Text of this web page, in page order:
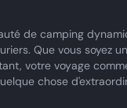
de camping
Que vous soyez
votre voyage
chose